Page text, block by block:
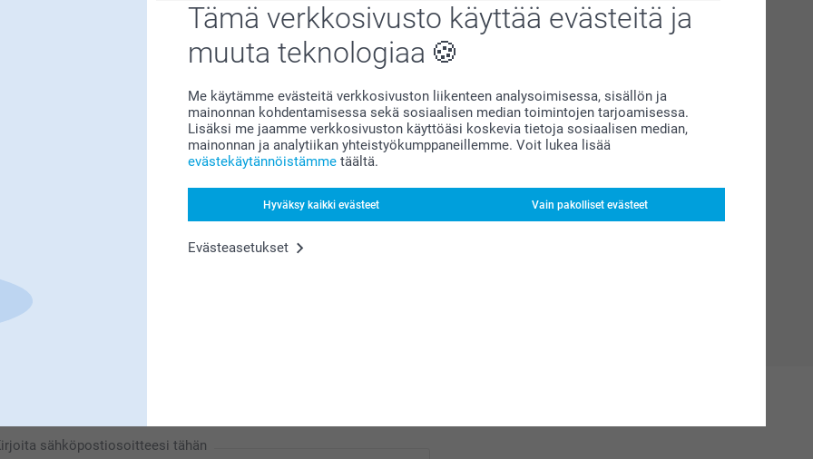
Tämä verkkosivusto käyttää evästeitä ja
muuta teknologiaa
Me käytämme evästeitä verkkosivuston liikenteen analysoimisessa, sisällön ja
mainonnan kohdentamisessa sekä sosiaalisen median toimintojen tarjoamisessa.
Lisäksi me jaamme verkkosivuston käyttöäsi koskevia tietoja sosiaalisen median,
mainonnan ja analytiikan yhteistyökumppaneillemme. Voit lukea lisää
evästekäytännöistämme täältä.
Hyväksy kaikki evästeet Vain pakolliset evästeet
Evästeasetukset
Etsitkö inspiraatiota?
sähköpostiosoitteesi tähän